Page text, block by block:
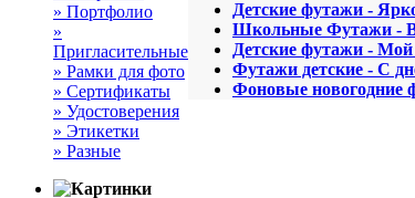
» Портфолио
»
Пригласительные
» Рамки для фото
» Сертификаты
» Удостоверения
» Этикетки
» Разные
Детские футажи -
Школьные Футажи -
Детские футажи -
Футажи детские - С
Фоновые новогодние